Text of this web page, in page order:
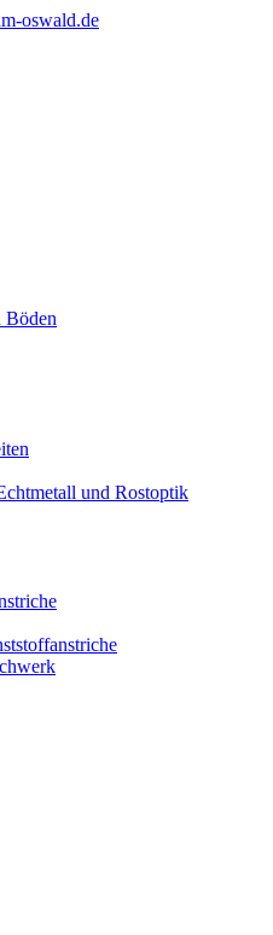
oswald.de
Böden
und Rostoptik